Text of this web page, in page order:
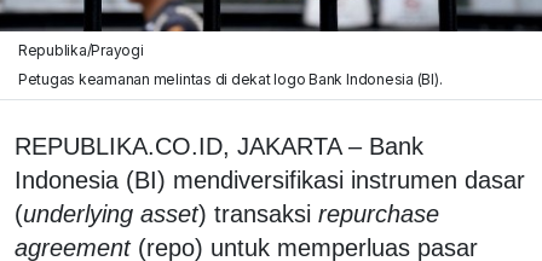
Republika/Prayogi
Petugas keamanan melintas di dekat logo Bank Indonesia (BI).
REPUBLIKA.CO.ID, JAKARTA – Bank
Indonesia (BI) mendiversifikasi instrumen dasar
(underlying asset) transaksi repurchase
agreement(repo) untuk memperluas pasar